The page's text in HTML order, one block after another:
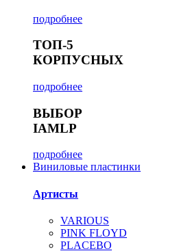
подробнее
ТОП-5
КОРПУСНЫХ
подробнее
ВЫБОР
IAMLP
подробнее
Виниловые пластинки
Артисты
VARIOUS
PINK FLOYD
PLACEBO